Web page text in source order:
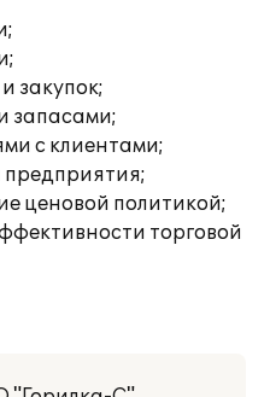
закупок;
запасами;
с клиентами;
предприятия;
ценовой политикой;
торговой